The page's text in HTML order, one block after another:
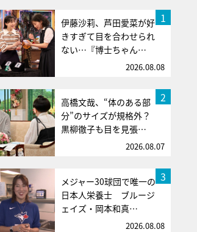
1
伊藤沙莉、芦田愛菜が好
きすぎて目を合わせられ
ない…『博士ちゃん…
2026.08.08
2
高橋文哉、“体のある部
分”のサイズが規格外？
黒柳徹子も目を見張…
2026.08.07
3
メジャー30球団で唯一の
日本人栄養士 ブルージ
ェイズ・岡本和真…
2026.08.08